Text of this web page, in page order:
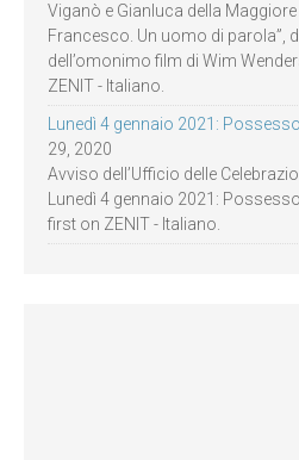
Viganò e Gianluca della Maggiore
Francesco. Un uomo di parola”,
dell’omonimo film di Wim
ZENIT - Italiano.
Lunedì 4 gennaio 2021:
29, 2020
Avviso dell’Ufficio delle
Lunedì 4 gennaio 2021:
first on ZENIT - Italiano.